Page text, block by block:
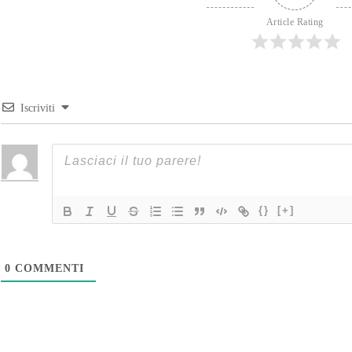
Article Rating
Iscriviti
{} [+]
0 COMMENTI